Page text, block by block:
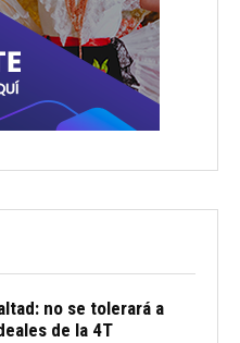
no se tolerará a
de la 4T